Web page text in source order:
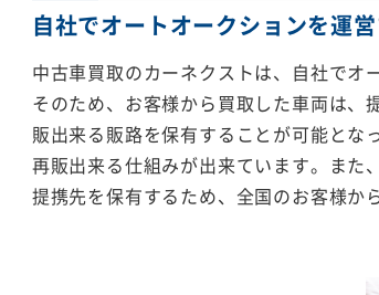
自社でオートオークションを運営
中古車買取のカーネクストは、自社でオ
そのため、お客様から買取した車両は
販出来る販路を保有することが可能とな
再販出来る仕組みが出来ています。また
提携先を保有するため、全国のお客様か